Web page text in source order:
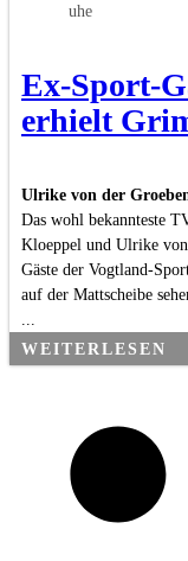
uhe
Ex-Sport-
erhielt
Ulrike von der
Das wohl bekannteste
Kloeppel und Ulrike
Gäste der Vogtland-
auf der Mattscheibe
...
WEITERLESEN